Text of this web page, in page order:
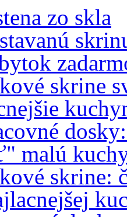
zo skla
skrine
malú
skrine: